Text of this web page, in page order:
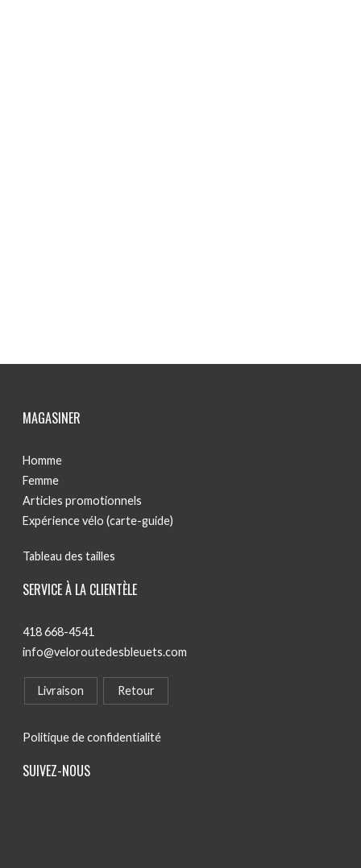
MAGASINER
Homme
Femme
Articles promotionnels
Expérience vélo (carte-guide)
Tableau des tailles
SERVICE À LA CLIENTÈLE
418 668-4541
info@veloroutedesbleuets.com
Livraison Retour
Politique de confidentialité
SUIVEZ-NOUS